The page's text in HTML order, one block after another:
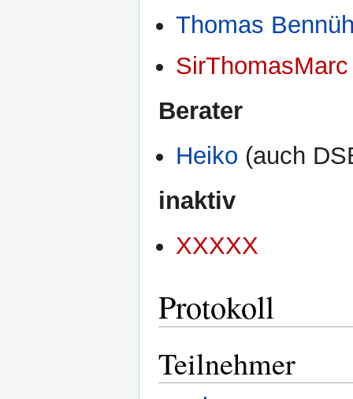
Thomas
SirThomasMarc
Berater
Heiko (auch
inaktiv
XXXXX
Protokoll
Teilnehmer